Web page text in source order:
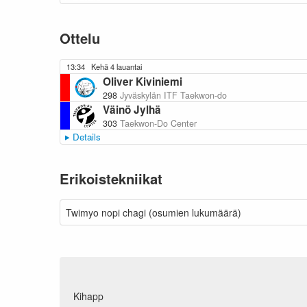
Ottelu
13:34 Kehä 4 lauantai
Oliver Kiviniemi
298 Jyväskylän ITF Taekwon-do
Väinö Jylhä
303 Taekwon-Do Center
Details
Erikoistekniikat
Twimyo nopi chagi (osumien lukumäärä)
Kihapp